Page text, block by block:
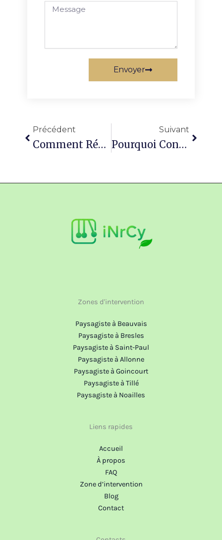
Message
Envoyer
Précédent
Comment Réussir Votre Installation De Clôture À Beauvais Pour Un Jardin Élégant Et Sécurisé
Suivant
Pourquoi Confier L’entretien De Jardin À Tillé À Un Professionnel ?
Zones d'intervention
Paysagiste à Beauvais
Paysagiste à Bresles
Paysagiste à Saint-Paul
Paysagiste à Allonne
Paysagiste à Goincourt
Paysagiste à Tillé
Paysagiste à Noailles
Liens rapides
Accueil
À propos
FAQ
Zone d’intervention
Blog
Contact